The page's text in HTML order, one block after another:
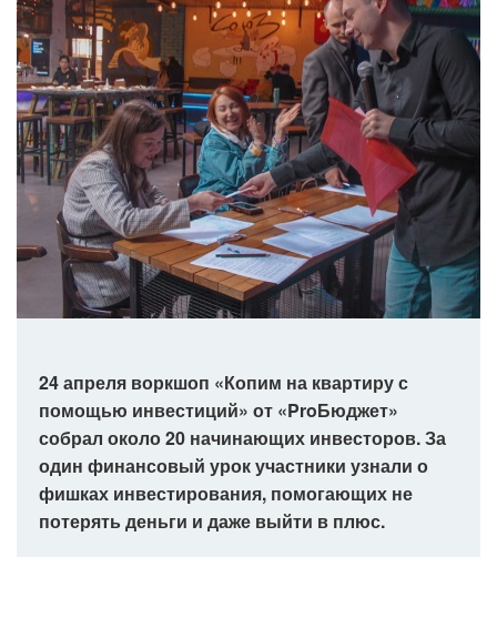
24 апреля воркшоп «Копим на квартиру с
помощью инвестиций» от «ProБюджет»
собрал около 20 начинающих инвесторов. За
один финансовый урок участники узнали о
фишках инвестирования, помогающих не
потерять деньги и даже выйти в плюс.